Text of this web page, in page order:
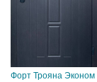
Форт Трояна Эконом